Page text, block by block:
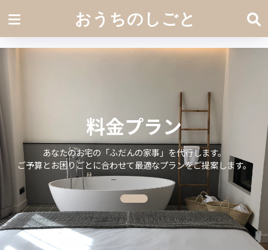
おうちのしごと
料金プラン
あなたのお宅の「ふだんの家事」を代行します。
ご予算とお困りごとに合わせて最適なプランをご提案します。